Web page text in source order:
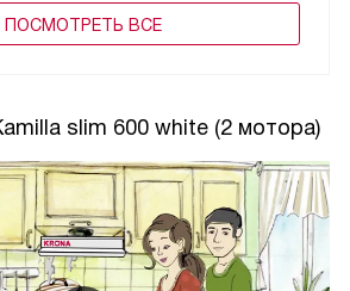
ПОCМОТРЕТЬ ВСЕ
slim 600 white (2 мотора)